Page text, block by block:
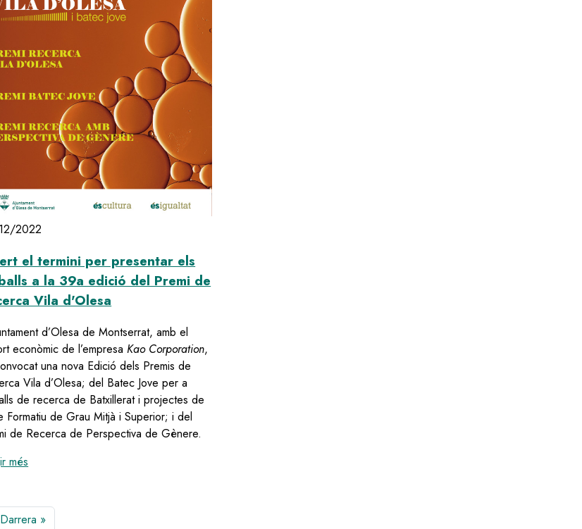
2022
el termini per presentar els
a la 39a edició del Premi de
Vila d'Olesa
d’Olesa de Montserrat, amb el
econòmic de l’empresaKao Corporation,
una nova Edició dels Premis de
Vila d’Olesa; del Batec Jove per a
de recerca de Batxillerat i projectes de
Formatiu de Grau Mitjà i Superior; i del
de Recerca de Perspectiva de Gènere.
més
Última
Darrera »